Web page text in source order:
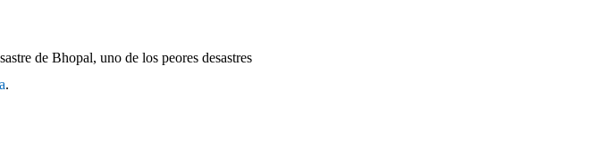
de Bhopal, uno de los peores desastres
.